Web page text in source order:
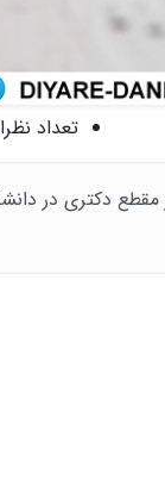
تعداد
دکتری در